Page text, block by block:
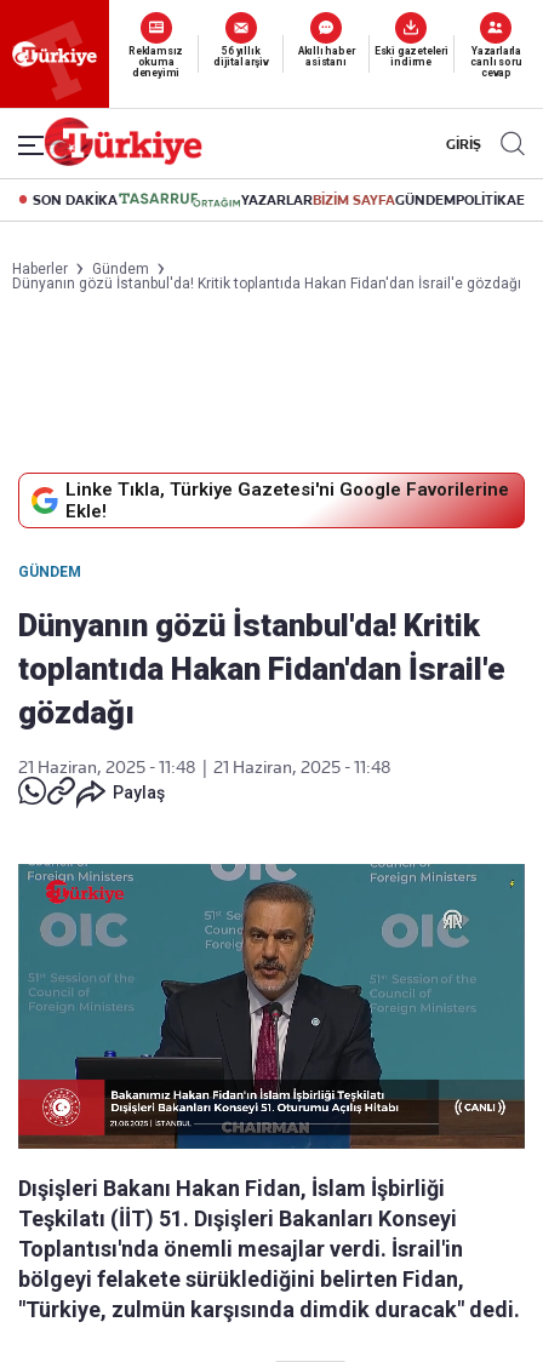
Reklamsız
okuma
deneyimi
56 yıllık
dijital arşiv
Akıllı haber
asistanı
Eski gazeteleri
indirme
Yazarlarla
canlı soru
cevap
GİRİŞ
SON DAKİKA YAZARLARBİZİM SAYFAGÜNDEMPOLİTİKA
Haberler
Gündem
Dünyanın gözü İstanbul'da! Kritik toplantıda Hakan Fidan'dan İsrail'e gözdağı
Linke Tıkla, Türkiye Gazetesi'ni Google Favorilerine
Ekle!
GÜNDEM
Dünyanın gözü İstanbul'da! Kritik
toplantıda Hakan Fidan'dan İsrail'e
gözdağı
21 Haziran, 2025 - 11:48
21 Haziran, 2025 - 11:48
Paylaş
Dışişleri Bakanı Hakan Fidan, İslam İşbirliği
Teşkilatı (İİT) 51. Dışişleri Bakanları Konseyi
Toplantısı'nda önemli mesajlar verdi. İsrail'in
bölgeyi felakete sürüklediğini belirten Fidan,
"Türkiye, zulmün karşısında dimdik duracak" dedi.